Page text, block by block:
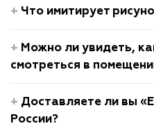
Что имитирует
Можно ли увидеть,
смотреться в
Доставляете ли вы
России?